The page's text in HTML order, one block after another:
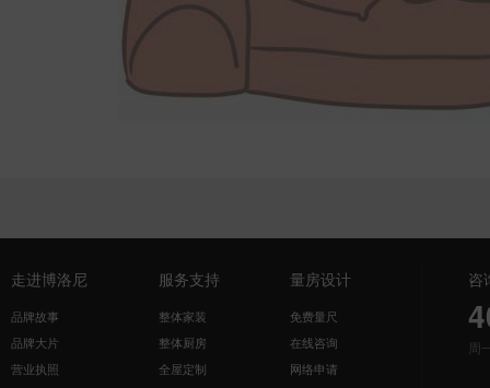
走进博洛尼
品牌故事
品牌大片
营业执照
服务支持
整体家装
整体厨房
全屋定制
量房设计
免费量尺
在线咨询
网络申请
咨
周